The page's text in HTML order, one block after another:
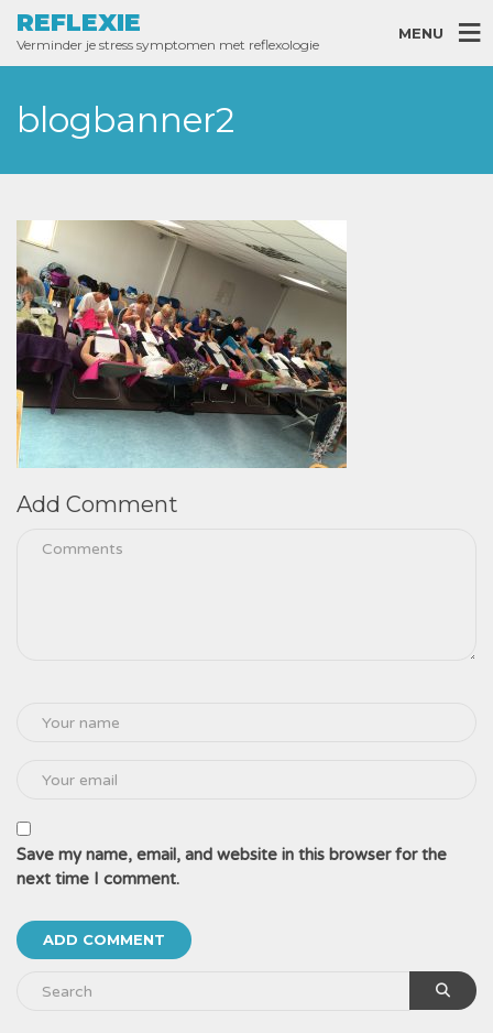
REFLEXIE
Verminder je stress symptomen met reflexologie
MENU
blogbanner2
Add Comment
Save my name, email, and website in this browser for the
next time I comment.